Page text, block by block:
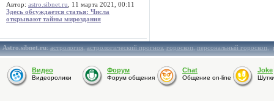
Автор: astro.sibnet.ru , 11 марта 2021, 00:11
Здесь обсуждается статья: Числа
открывают тайны мироздания
Astro.sibnet.ru:астрология,астрологический прогноз,гороскоп,персональный гороскоп,
Видео
Видеоролики
Форум
Форум общения
Chat
Общение on-line
Joke